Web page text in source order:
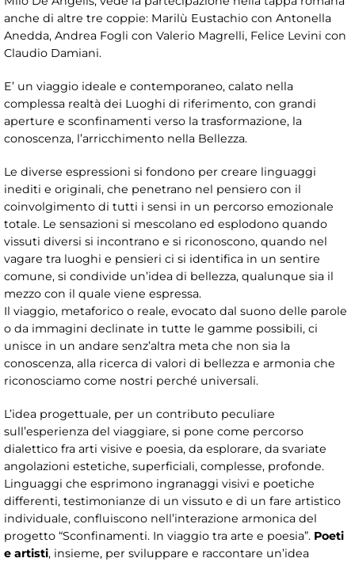
anche di altre tre coppie: Marilù Eustachio con Antonella
Anedda, Andrea Fogli con Valerio Magrelli, Felice Levini con
Claudio Damiani.
E’ un viaggio ideale e contemporaneo, calato nella
complessa realtà dei Luoghi di riferimento, con grandi
aperture e sconfinamenti verso la trasformazione, la
conoscenza, l’arricchimento nella Bellezza.
Le diverse espressioni si fondono per creare linguaggi
inediti e originali, che penetrano nel pensiero con il
coinvolgimento di tutti i sensi in un percorso emozionale
totale. Le sensazioni si mescolano ed esplodono quando
vissuti diversi si incontrano e si riconoscono, quando nel
vagare tra luoghi e pensieri ci si identifica in un sentire
comune, si condivide un’idea di bellezza, qualunque sia il
mezzo con il quale viene espressa.
Il viaggio, metaforico o reale, evocato dal suono delle parole
o da immagini declinate in tutte le gamme possibili, ci
unisce in un andare senz’altra meta che non sia la
conoscenza, alla ricerca di valori di bellezza e armonia che
riconosciamo come nostri perché universali.
L’idea progettuale, per un contributo peculiare
sull’esperienza del viaggiare, si pone come percorso
dialettico fra arti visive e poesia, da esplorare, da svariate
angolazioni estetiche, superficiali, complesse, profonde.
Linguaggi che esprimono ingranaggi visivi e poetiche
differenti, testimonianze di un vissuto e di un fare artistico
individuale, confluiscono nell’interazione armonica del
progetto “Sconfinamenti. In viaggio tra arte e poesia”. Poeti
e artisti, insieme, per sviluppare e raccontare un’idea